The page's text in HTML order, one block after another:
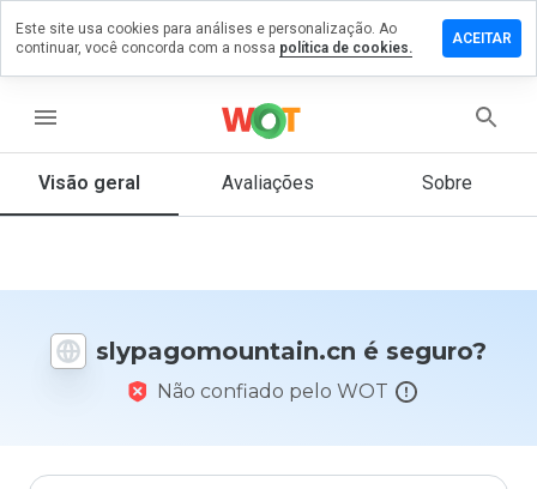
menu
Visão geral Avaliações Sobre
slypagomountain.cn é seguro?
Não confiado pelo WOT
em
De 1
nota
daria
este
Este site usa cookies para análises e personalização. Ao
continuar, você concorda com a nossa política de cookies.
ACEITAR